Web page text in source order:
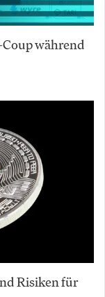
während
Risiken für